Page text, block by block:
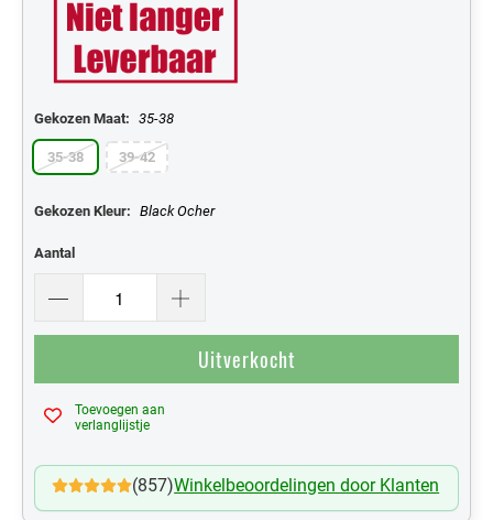
Gekozen Maat: 35-38
35-38 39-42
Gekozen Kleur: Black Ocher
Aantal
Uitverkocht
Toevoegen aan
verlanglijstje
(857)Winkelbeoordelingen door Klanten